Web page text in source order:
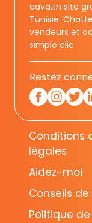
cava.tn site
Tunisie:
vendeurs et
simple clic.
Restez
Conditions
légales
Aidez-moi
Conseils
Politique